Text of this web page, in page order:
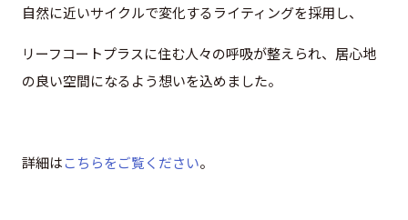
セコムグループのカスタマーハラスメントに対する基本
自然に近いサイクルで変化するライティングを採用し、
リーフコートプラスに住む人々の呼吸が整えられ、居心地
の良い空間になるよう想いを込めました。
詳細はこちらをご覧ください。